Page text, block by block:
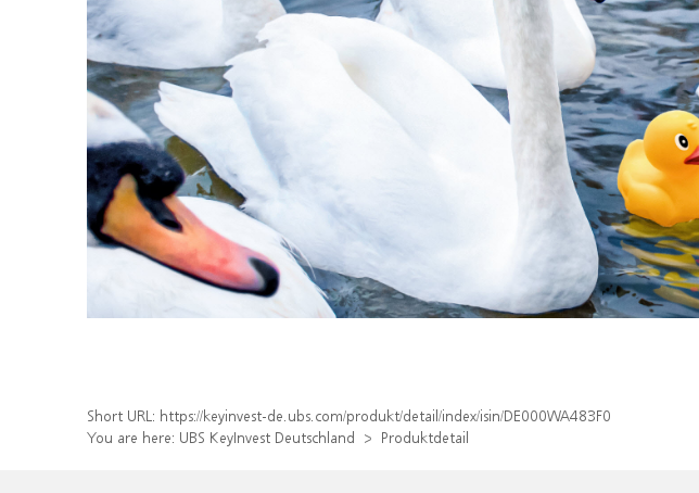
Short URL: https://keyinvest-de.ubs.com/produkt/detail/index/isin/DE000WA483F0
You are here: UBS KeyInvest Deutschland Produktdetail